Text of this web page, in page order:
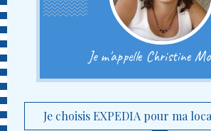
Je m'appelle Christine
Je choisis EXPEDIA pour ma